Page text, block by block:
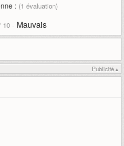
: (1 évaluation)
10- Mauvais
Publicité ▴